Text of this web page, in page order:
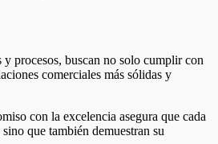
y procesos, buscan no solo cumplir con
comerciales más sólidas y
con la excelencia asegura que cada
que también demuestran su